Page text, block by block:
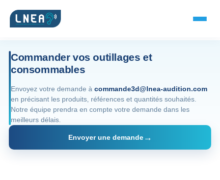
SOLUTIONS AUDITIVES
Embouts BTE
Micro-embouts
Embouts protecteurs
Commander vos outillages et
consommables
Envoyez votre demande à commande3d@lnea-audition.com
en précisant les produits, références et quantités souhaités.
Notre équipe prendra en compte votre demande dans les
meilleurs délais.
Envoyer une demande